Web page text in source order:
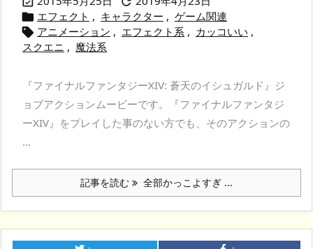
 エフェクト , キャラクター , ゲーム関連
 アニメーション , エフェクト系 , カッコいい ,
スクエニ , 魔法系
『ファイナルファンタジーXIV: 蒼天のイシュガルド』ジ
ョブアクションムービーです。『ファイナルファンタジ
ーXIV』をプレイした事のない方でも、そのアクションの
...
記事を読む 全部かっこよすぎ ...